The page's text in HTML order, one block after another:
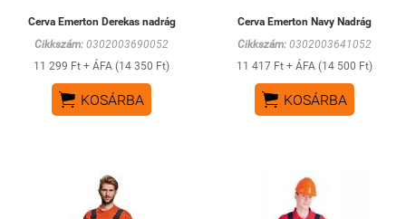
Cerva Emerton Derekas nadrág
Cikkszám: 0302003690052
11 299 Ft + ÁFA (14 350 Ft)
 KOSÁRBA
Cerva Emerton Navy Nadrág
Cikkszám: 0302003641052
11 417 Ft + ÁFA (14 500 Ft)
 KOSÁRBA